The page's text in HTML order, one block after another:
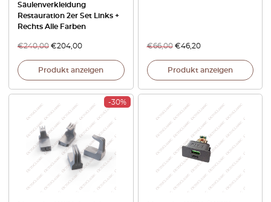
Säulenverkleidung
Restauration 2er Set Links +
Rechts Alle Farben
€240,00 €204,00
Produkt anzeigen
€66,00 €46,20
Produkt anzeigen
-30%